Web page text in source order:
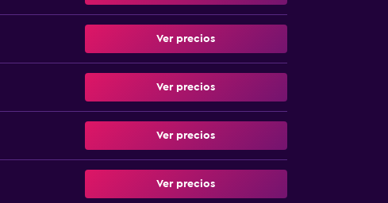
Ver precios
Ver precios
Ver precios
Ver precios